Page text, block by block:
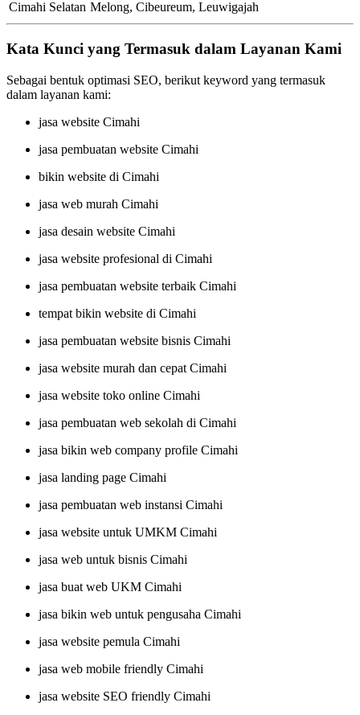
Cimahi Selatan Melong, Cibeureum, Leuwigajah
Kata Kunci yang Termasuk dalam Layanan Kami
Sebagai bentuk optimasi SEO, berikut keyword yang termasuk
dalam layanan kami:
jasa website Cimahi
jasa pembuatan website Cimahi
bikin website di Cimahi
jasa web murah Cimahi
jasa desain website Cimahi
jasa website profesional di Cimahi
jasa pembuatan website terbaik Cimahi
tempat bikin website di Cimahi
jasa pembuatan website bisnis Cimahi
jasa website murah dan cepat Cimahi
jasa website toko online Cimahi
jasa pembuatan web sekolah di Cimahi
jasa bikin web company profile Cimahi
jasa landing page Cimahi
jasa pembuatan web instansi Cimahi
jasa website untuk UMKM Cimahi
jasa web untuk bisnis Cimahi
jasa buat web UKM Cimahi
jasa bikin web untuk pengusaha Cimahi
jasa website pemula Cimahi
jasa web mobile friendly Cimahi
jasa website SEO friendly Cimahi